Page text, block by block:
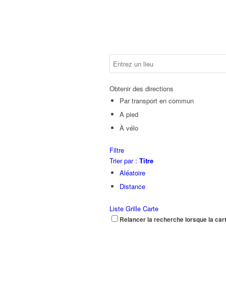
Obtenir des directions
Par transport en commun
A pied
À vélo
Filtre
Trier par : Titre
Aléatoire
Distance
Liste Grille Carte
Relancer la recherche lorsque la